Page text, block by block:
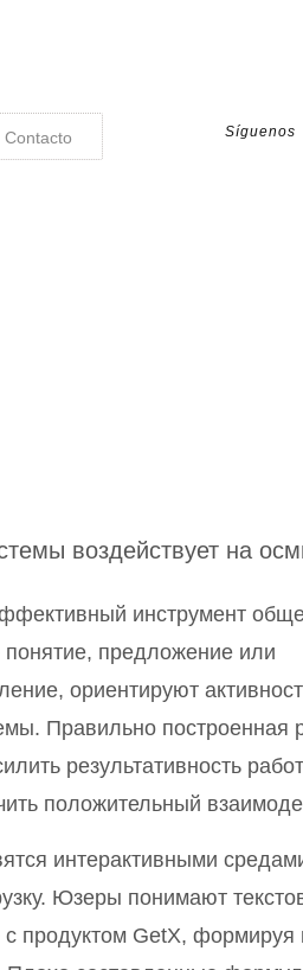
Contacto Síguenos
воздействует на
инструмент
предложение или
ориентируют
Правильно построенная
результативность
положительный
интерактивными
Юзеры понимают
продуктом GetX, формируя